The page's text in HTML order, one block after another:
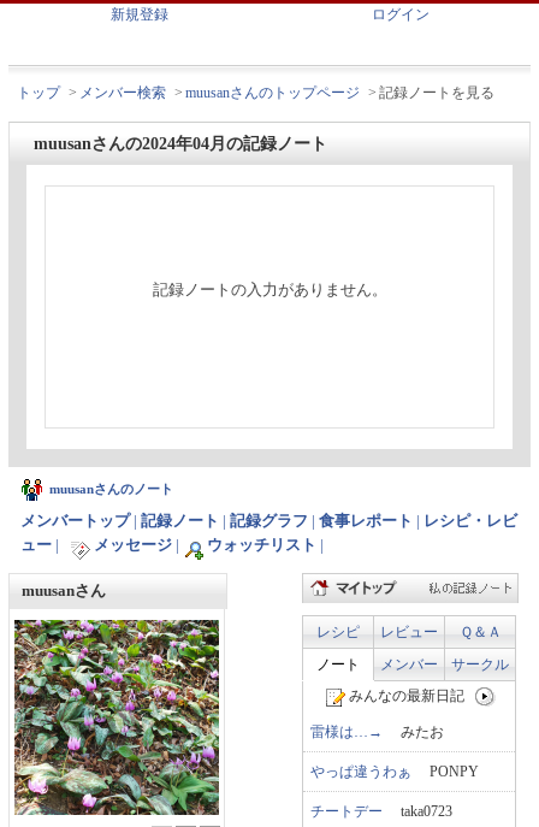
新規登録 ログイン
トップ > メンバー検索 > muusanさんのトップページ > 記録ノートを見る
muusanさんの2024年04月の記録ノート
記録ノートの入力がありません。
muusanさんのノート
メンバートップ| 記録ノート 記録グラフ 食事レポート
レシピ・レビ
ュー
メッセージ ウォッチリスト
muusanさん
レシピ レビュー
Ｑ＆Ａ
ノート
メンバー
サークル
みんなの最新日記
雷様は…→ みたお
やっぱ違うわぁ PONPY
チートデー taka0723